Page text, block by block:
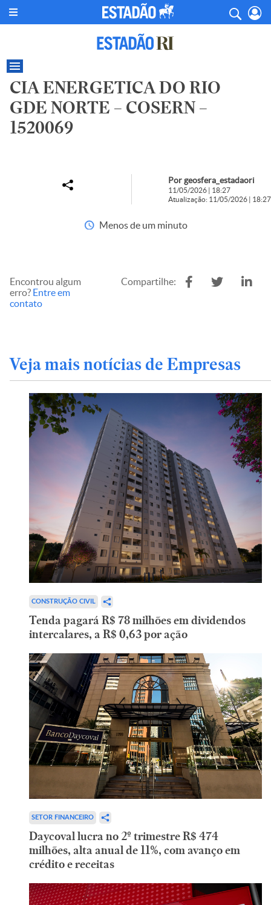
CIA ENERGETICA DO RIO
GDE NORTE – COSERN –
1520069
Por geosfera_estadaori
11/05/2026 | 18:27
Atualização: 11/05/2026 | 18:27
Menos de um minuto
Encontrou algum
erro? Entre em
contato
Compartilhe:
Veja mais notícias de Empresas
CONSTRUÇÃO CIVIL
Tenda pagará R$ 78 milhões em dividendos
intercalares, a R$ 0,63 por ação
SETOR FINANCEIRO
Daycoval lucra no 2º trimestre R$ 474
milhões, alta anual de 11%, com avanço em
crédito e receitas